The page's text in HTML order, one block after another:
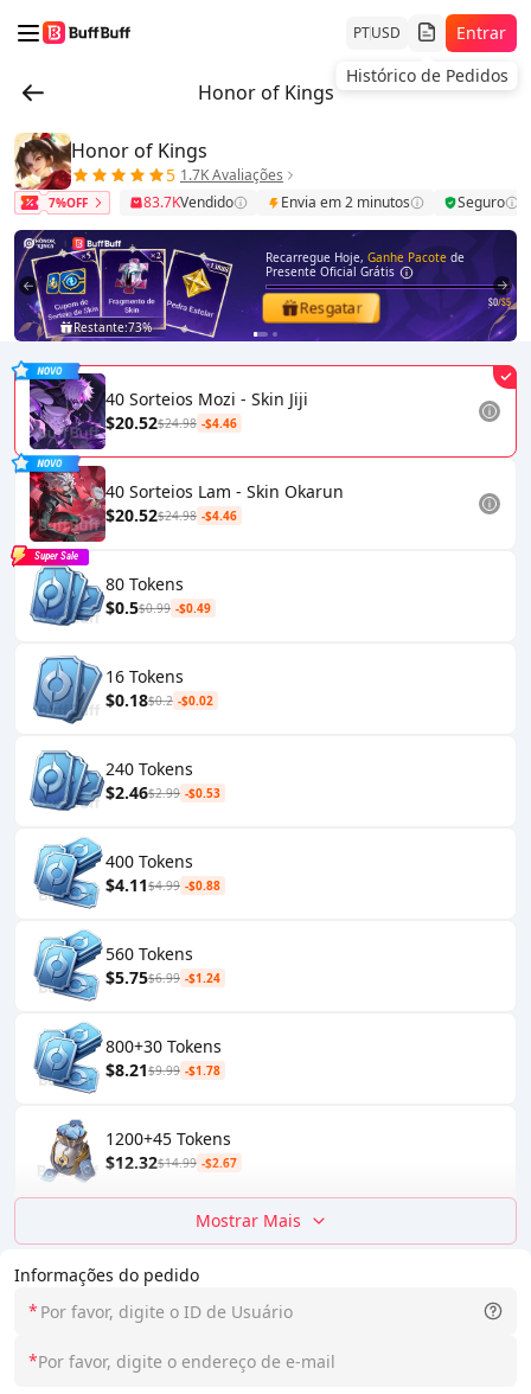
PTUSD
Histórico de Pedidos
Entrar
Honor of Kings
Informações do pedido
*
*
Honor of Kings
5 1.7K Avaliações
7%OFF 83.7KVendido Envia em 2 minutos Seguro
Restante:73%
Recarregue Hoje, Ganhe Pacote de
Presente Oficial Grátis
Resgatar $0/$5
1 2
40 Sorteios Mozi - Skin Jiji
$20.52$24.98 -$4.46
40 Sorteios Lam - Skin Okarun
$20.52$24.98 -$4.46
80 Tokens
$0.5$0.99 -$0.49
Super Sale
16 Tokens
$0.18$0.2 -$0.02
240 Tokens
$2.46$2.99 -$0.53
400 Tokens
$4.11$4.99 -$0.88
560 Tokens
$5.75$6.99 -$1.24
800+30 Tokens
$8.21$9.99 -$1.78
1200+45 Tokens
$12.32$14.99 -$2.67
Mostrar Mais